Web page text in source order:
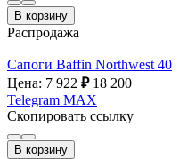
В корзину
Распродажа
Сапоги Baffin Northwest 40
Цена: 7 922 ₽ 18 200
Telegram MAX
Скопировать ссылку
В корзину